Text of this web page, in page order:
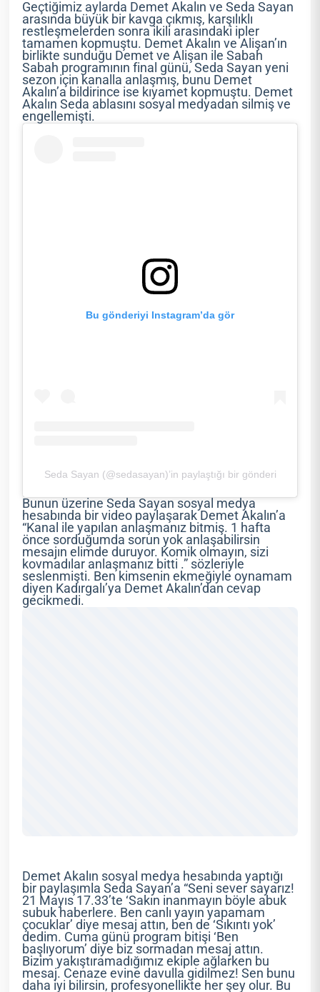
Geçtiğimiz aylarda Demet Akalın ve Seda Sayan
arasında büyük bir kavga çıkmış, karşılıklı
restleşmelerden sonra ikili arasındaki ipler
tamamen kopmuştu. Demet Akalın ve Alişan’ın
birlikte sunduğu Demet ve Alişan ile Sabah
Sabah programının final günü, Seda Sayan yeni
sezon için kanalla anlaşmış, bunu Demet
Akalın’a bildirince ise kıyamet kopmuştu. Demet
Akalın Seda ablasını sosyal medyadan silmiş ve
engellemişti.
Bu gönderiyi Instagram’da gör
Seda Sayan (@sedasayan)’in paylaştığı bir gönderi
Bunun üzerine Seda Sayan sosyal medya
hesabında bir video paylaşarak Demet Akalın’a
“Kanal ile yapılan anlaşmanız bitmiş. 1 hafta
önce sorduğumda sorun yok anlaşabilirsin
mesajın elimde duruyor. Komik olmayın, sizi
kovmadılar anlaşmanız bitti .” sözleriyle
seslenmişti. Ben kimsenin ekmeğiyle oynamam
diyen Kadırgalı’ya Demet Akalın’dan cevap
gecikmedi.
Demet Akalın sosyal medya hesabında yaptığı
bir paylaşımla Seda Sayan’a “Seni sever sayarız!
21 Mayıs 17.33’te ‘Sakın inanmayın böyle abuk
subuk haberlere. Ben canlı yayın yapamam
çocuklar’ diye mesaj attın, ben de ‘Sıkıntı yok’
dedim. Cuma günü program bitişi ‘Ben
başlıyorum’ diye biz sormadan mesaj attın.
Bizim yakıştıramadığımız ekiple ağlarken bu
mesaj. Cenaze evine davulla gidilmez! Sen bunu
daha iyi bilirsin, profesyonellikte her şey olur. Bu